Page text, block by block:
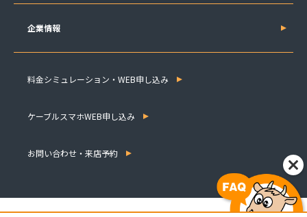
企業情報
料金シミュレーション・WEB申し込み
ケーブルスマホWEB申し込み
お問い合わせ・来店予約